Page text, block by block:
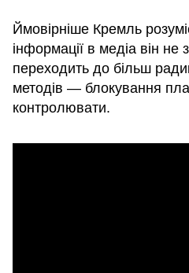
Ймовірніше Кремль
інформації в медіа він
переходить до більш
методів — блокування
контролювати.